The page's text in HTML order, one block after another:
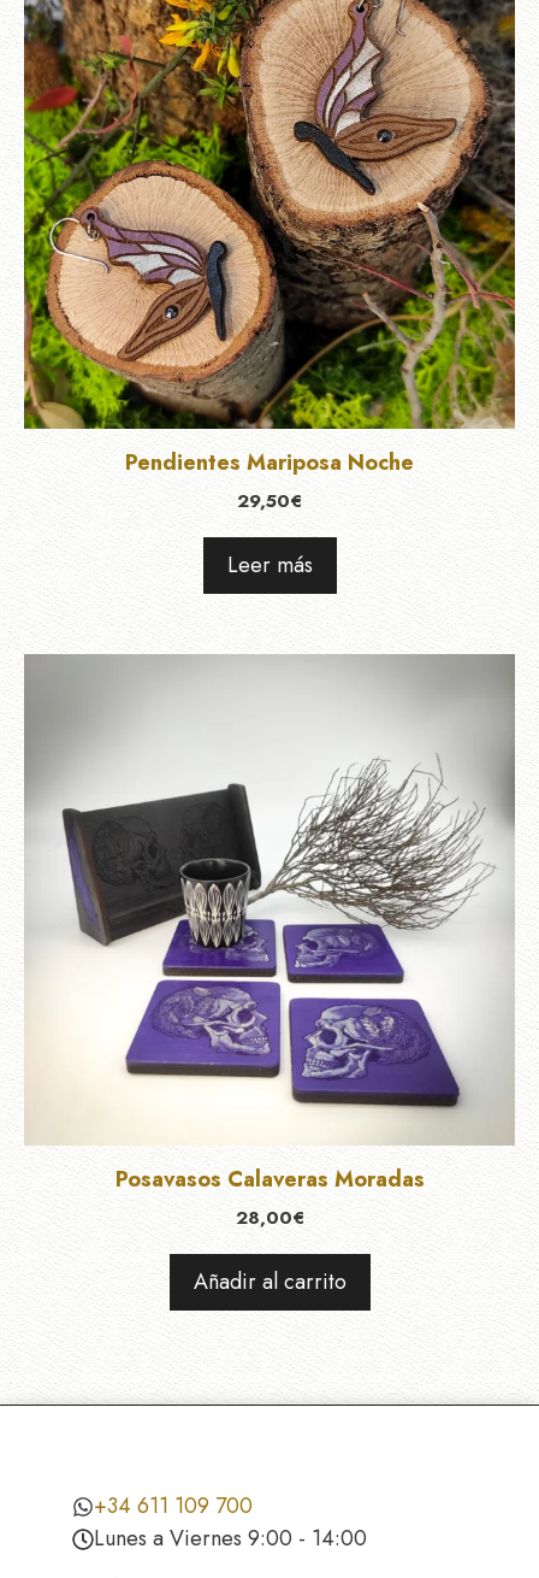
Pendientes Mariposa Noche
29,50€
Leer más
Posavasos Calaveras Moradas
28,00€
Añadir al carrito
+34 611 109 700
Lunes a Viernes 9:00 - 14:00